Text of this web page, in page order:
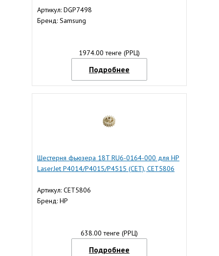
Артикул: DGP7498
Бренд: Samsung
1974.00 тенге (РРЦ)
Подробнее
Шестерня фьюзера 18T RU6-0164-000 для HP
LaserJet P4014/P4015/P4515 (CET), CET5806
Артикул: CET5806
Бренд: HP
638.00 тенге (РРЦ)
Подробнее